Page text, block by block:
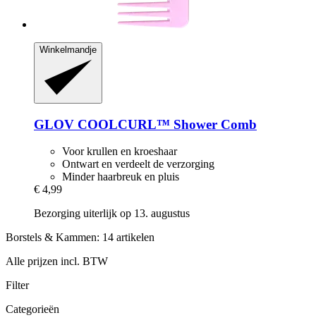
Winkelmandje
GLOV COOLCURL™ Shower Comb
Voor krullen en kroeshaar
Ontwart en verdeelt de verzorging
Minder haarbreuk en pluis
€ 4,99
Bezorging uiterlijk op 13. augustus
Borstels & Kammen: 14 artikelen
Alle prijzen incl. BTW
Filter
Categorieën